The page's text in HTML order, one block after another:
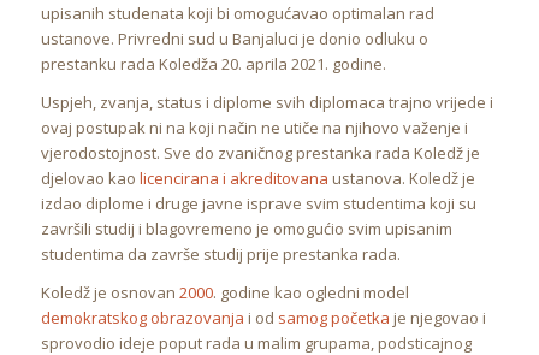
upisanih studenata koji bi omogućavao optimalan rad
ustanove. Privredni sud u Banjaluci je donio odluku o
prestanku rada Koledža 20. aprila 2021. godine.
Uspjeh, zvanja, status i diplome svih diplomaca trajno vrijede i
ovaj postupak ni na koji način ne utiče na njihovo važenje i
vjerodostojnost. Sve do zvaničnog prestanka rada Koledž je
djelovao kao licencirana i akreditovana ustanova. Koledž je
izdao diplome i druge javne isprave svim studentima koji su
završili studij i blagovremeno je omogućio svim upisanim
studentima da završe studij prije prestanka rada.
Koledž je osnovan 2000. godine kao ogledni model
demokratskog obrazovanja i od samog početka je njegovao i
sprovodio ideje poput rada u malim grupama, podsticajnog